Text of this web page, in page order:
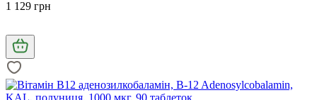
1 129 грн